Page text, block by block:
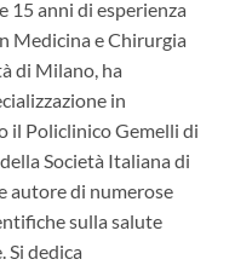
15 anni di esperienza
Medicina e Chirurgia
di Milano, ha
in
il Policlinico Gemelli di
Società Italiana di
autore di numerose
sulla salute
Si dedica